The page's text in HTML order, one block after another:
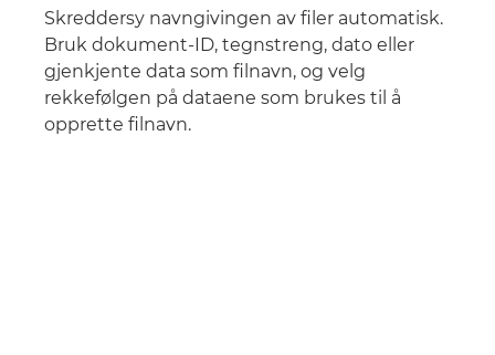
Skreddersy navngivingen av filer automatisk.
Bruk dokument-ID, tegnstreng, dato eller
gjenkjente data som filnavn, og velg
rekkefølgen på dataene som brukes til å
opprette filnavn.